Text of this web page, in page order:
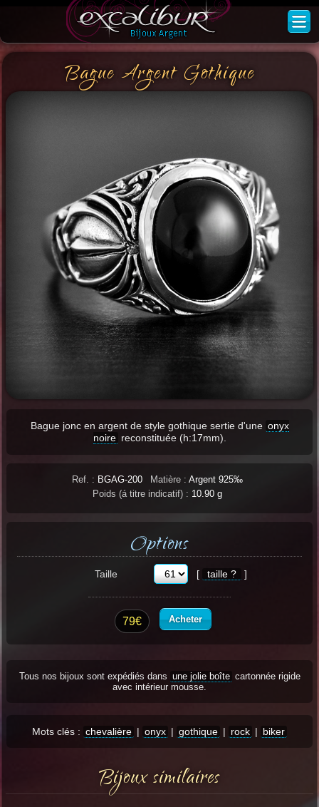
Bague Argent Gothique
Bague jonc en argent de style gothique sertie d'une onyx
noire reconstituée (h:17mm).
Ref. : BGAG-200 Matière : Argent 925‰
Poids (á titre indicatif) : 10.90 g
Options
Taille [ taille ? ]
79€ Acheter
Tous nos bijoux sont expédiés dans une jolie boîte cartonnée rigide
avec intérieur mousse.
Mots clés : chevalière | onyx | gothique | rock | biker
Bijoux similaires